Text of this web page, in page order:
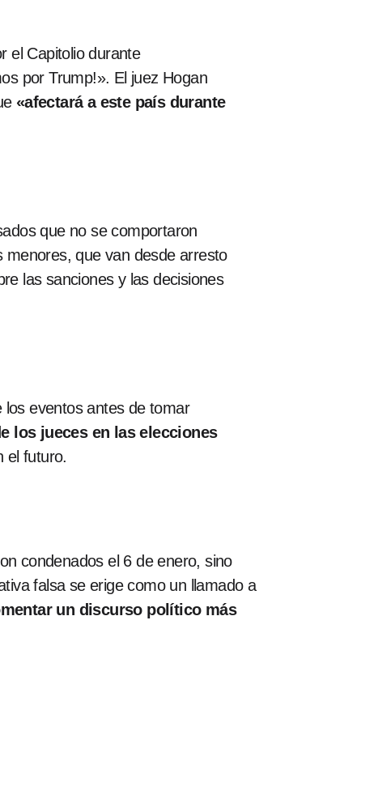
el Capitolio durante
por Trump!». El juez Hogan
«afectará a este país durante
que no se comportaron
menores, que van desde arresto
las sanciones y las decisiones
eventos antes de tomar
los jueces en las elecciones
el futuro.
condenados el 6 de enero, sino
falsa se erige como un llamado a
un discurso político más